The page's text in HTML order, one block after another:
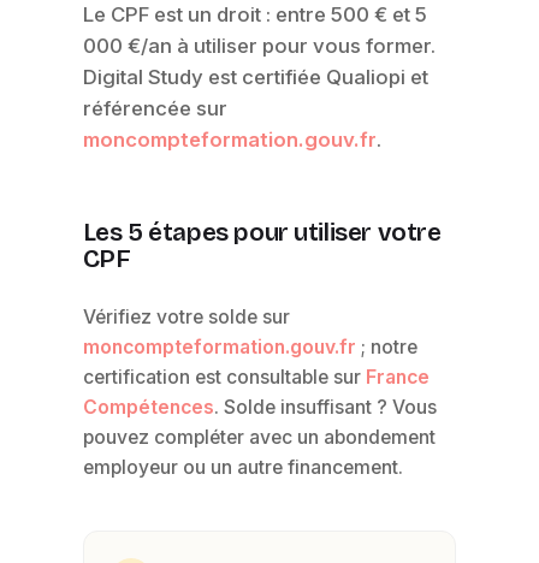
Le CPF est un droit : entre 500 € et 5
000 €/an à utiliser pour vous former.
Digital Study est certifiée Qualiopi et
référencée sur
moncompteformation.gouv.fr.
Les 5 étapes pour utiliser votre
CPF
Vérifiez votre solde sur
moncompteformation.gouv.fr ; notre
certification est consultable sur France
Compétences. Solde insuffisant ? Vous
pouvez compléter avec un abondement
employeur ou un autre financement.